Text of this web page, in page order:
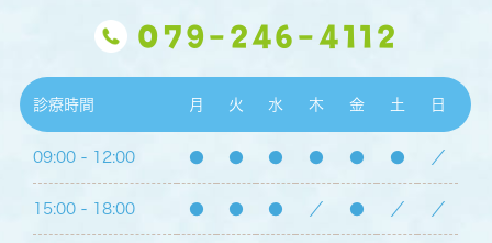
079-246-4112
診療時間 月 火 水 木 金 土 日
09:00 - 12:00 ● ● ● ● ● ● ／
15:00 - 18:00 ● ● ● ／ ● ／ ／